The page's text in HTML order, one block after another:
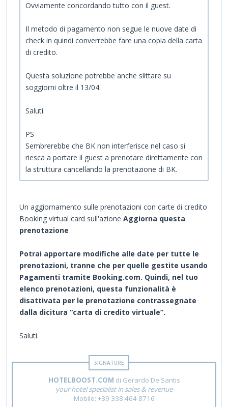
Ovviamente concordando tutto con il guest.
Il metodo di pagamento non segue le nuove date di
check in quindi converrebbe fare una copia della carta
di credito.
Questa soluzione potrebbe anche slittare su
soggiorni oltre il 13/04.
Saluti.
PS
Sembrerebbe che BK non interferisce nel caso si
riesca a portare il guest a prenotare direttamente con
la struttura cancellando la prenotazione di BK.
Un aggiornamento sulle prenotazioni con carte di credito
Booking virtual card sull'azione Aggiorna questa
prenotazione
Potrai apportare modifiche alle date per tutte le
prenotazioni, tranne che per quelle gestite usando
Pagamenti tramite Booking.com. Quindi, nel tuo
elenco prenotazioni, questa funzionalità è
disattivata per le prenotazione contrassegnate
dalla dicitura “carta di credito virtuale”.
Saluti.
HOTELBOOST.COM di Gerardo De Santis
your hotel specialist in sales & revenue
Mobile: +39 338 464 8716